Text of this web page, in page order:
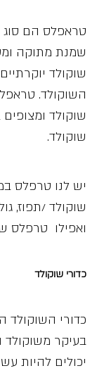
טראפלס הם סוג
שמנת מתוקה
שוקולד
השוקולד.
שוקולד
שוקולד.
יש לנו טרפלס
שוקולד /תפוז,
ואפילו טרפלס
כדורי שוקולד
כדורי השוקולד
בעיקר משוקולד
יכולים להיות